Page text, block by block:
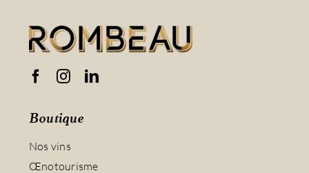
Boutique
Nos vins
Œnotourisme